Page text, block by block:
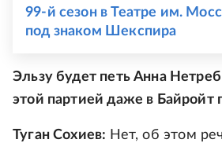
99-й сезон в Театре им.
под знаком Шекспира
Эльзу будет петь Анна
этой партией даже в Байройт
Туган Сохиев: Нет, об этом